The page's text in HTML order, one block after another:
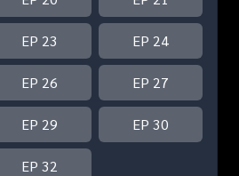
EP 23 EP 24
EP 26 EP 27
EP 29 EP 30
EP 32